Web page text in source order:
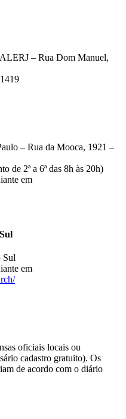
– Rua Dom Manuel,
– Rua da Mooca, 1921 –
de 2ª a 6ª das 8h às 20h)
em
Sul
em
oficiais locais ou
cadastro gratuito). Os
de acordo com o diário